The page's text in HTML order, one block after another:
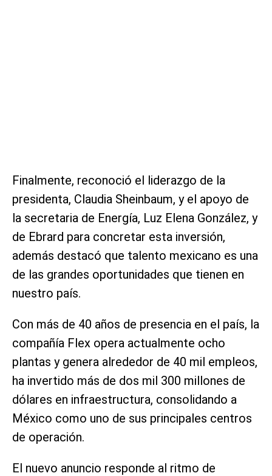
Finalmente, reconoció el liderazgo de la
presidenta, Claudia Sheinbaum, y el apoyo de
la secretaria de Energía, Luz Elena González, y
de Ebrard para concretar esta inversión,
además destacó que talento mexicano es una
de las grandes oportunidades que tienen en
nuestro país.
Con más de 40 años de presencia en el país, la
compañía Flex opera actualmente ocho
plantas y genera alrededor de 40 mil empleos,
ha invertido más de dos mil 300 millones de
dólares en infraestructura, consolidando a
México como uno de sus principales centros
de operación.
El nuevo anuncio responde al ritmo de